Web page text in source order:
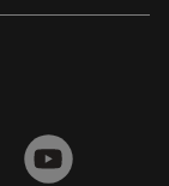
youtube